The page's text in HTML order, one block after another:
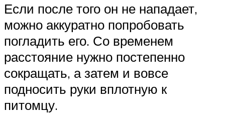
Если после того он не нападает,
можно аккуратно попробовать
погладить его. Со временем
расстояние нужно постепенно
сокращать, а затем и вовсе
подносить руки вплотную к
питомцу.